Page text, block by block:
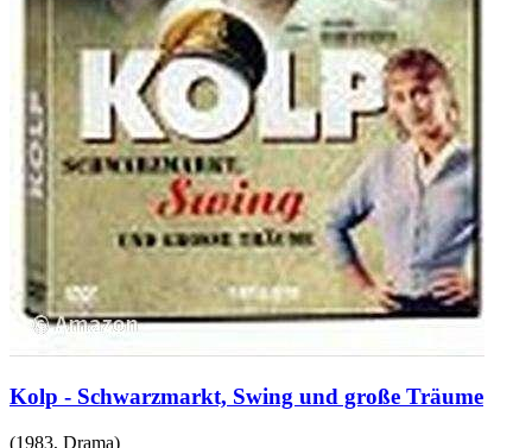
Kolp - Schwarzmarkt, Swing und große Träume
(1983, Drama)